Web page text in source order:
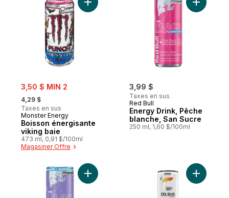
sale:
3,50 $ MIN 2
, formerly:
4,29 $
Taxes en sus
Monster Energy
Boisson énergisante
viking baie
473 ml, 0,91 $/100ml
Magasiner Offre
Ajouter Boisson énergisante viking baie
3,99 $
Taxes en sus
Red Bull
Energy Drink, Pêche
blanche, San Sucre
250 ml, 1,60 $/100ml
Ajouter
Ajouter Energy Drink, Pamplemousse et
Ajouter